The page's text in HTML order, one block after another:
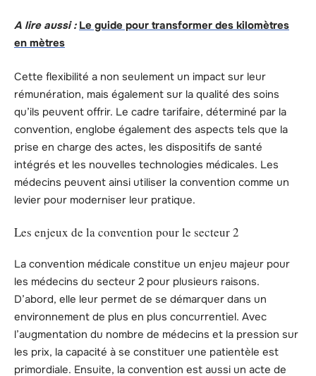
A lire aussi : Le guide pour transformer des kilomètres
en mètres
Cette flexibilité a non seulement un impact sur leur
rémunération, mais également sur la qualité des soins
qu’ils peuvent offrir. Le cadre tarifaire, déterminé par la
convention, englobe également des aspects tels que la
prise en charge des actes, les dispositifs de santé
intégrés et les nouvelles technologies médicales. Les
médecins peuvent ainsi utiliser la convention comme un
levier pour moderniser leur pratique.
Les enjeux de la convention pour le secteur 2
La convention médicale constitue un enjeu majeur pour
les médecins du secteur 2 pour plusieurs raisons.
D’abord, elle leur permet de se démarquer dans un
environnement de plus en plus concurrentiel. Avec
l’augmentation du nombre de médecins et la pression sur
les prix, la capacité à se constituer une patientèle est
primordiale. Ensuite, la convention est aussi un acte de